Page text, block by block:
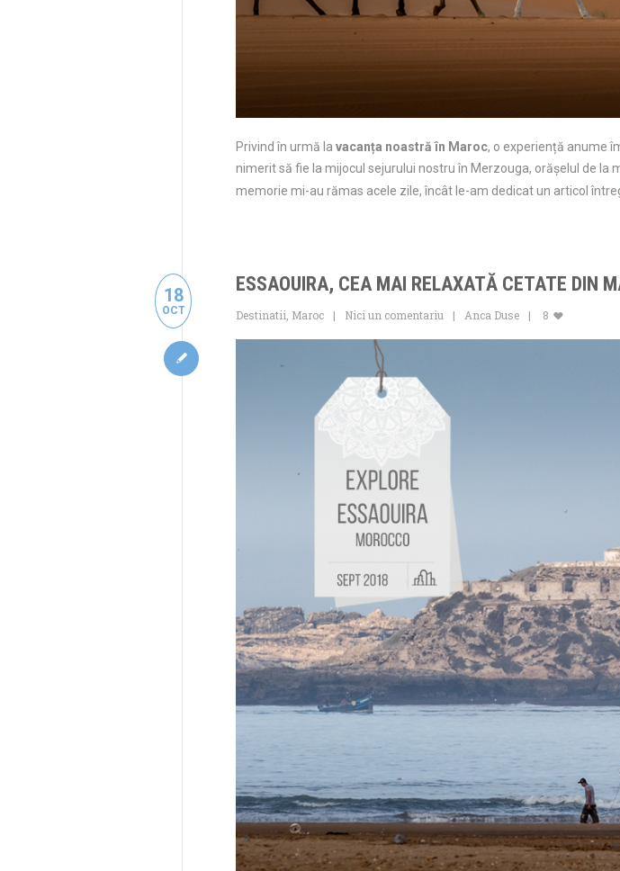
Privind în urmă la vacanța noastră în Maroc, o experiență anume
nimerit să fie la mijocul sejurului nostru în Merzouga, orășelul de la
memorie mi-au rămas acele zile, încât le-am dedicat un articol
18
OCT
ESSAOUIRA, CEA MAI RELAXATĂ CETATE DIN
Destinatii, Maroc Nici un comentariu Anca Duse 8